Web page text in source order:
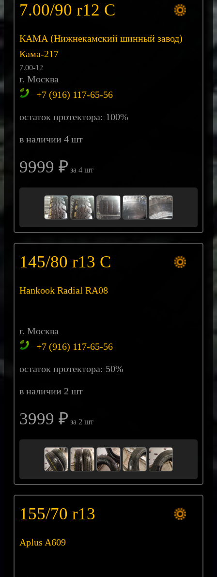
7.00/90 r12 C
КАМА (Нижнекамский шинный завод)
Кама-217
7.00-12
г. Москва
+7 (916) 117-65-56
остаток протектора: 100%
в наличии 4 шт
9999 ₽ за 4 шт
145/80 r13 C
Hankook Radial RA08
г. Москва
+7 (916) 117-65-56
остаток протектора: 50%
в наличии 2 шт
3999 ₽ за 2 шт
155/70 r13
Aplus A609